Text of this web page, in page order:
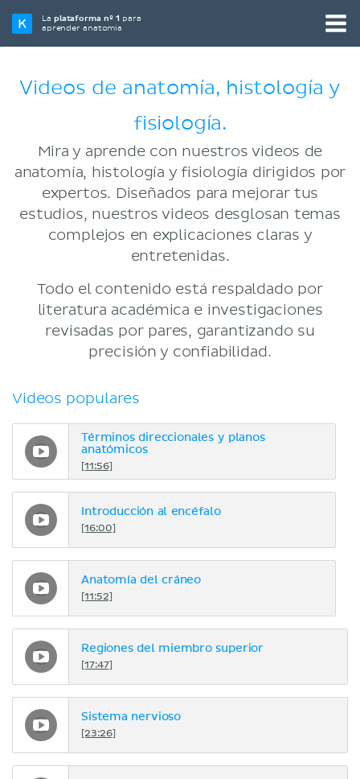
Laplataforma nº 1 para
aprender anatomía
Videos de anatomía, histología y
fisiología.
Mira y aprende con nuestros videos de
anatomía, histología y fisiología dirigidos por
expertos. Diseñados para mejorar tus
estudios, nuestros videos desglosan temas
complejos en explicaciones claras y
entretenidas.
Todo el contenido está respaldado por
literatura académica e investigaciones
revisadas por pares, garantizando su
precisión y confiabilidad.
Videos populares
Términos direccionales y planos
anatómicos
[11:56]
Introducción al encéfalo
[16:00]
Anatomía del cráneo
[11:52]
Regiones del miembro superior
[17:47]
Sistema nervioso
[23:26]